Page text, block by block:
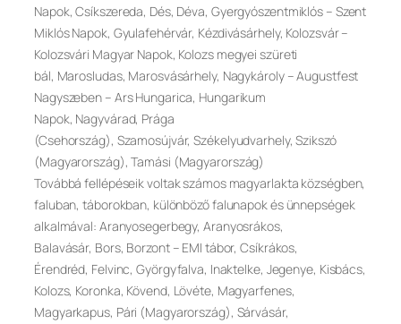
Napok, Csíkszereda, Dés, Déva, Gyergyószentmiklós – Szent
Miklós Napok, Gyulafehérvár, Kézdivásárhely, Kolozsvár –
Kolozsvári Magyar Napok, Kolozs megyei szüreti
bál, Marosludas, Marosvásárhely, Nagykároly – Augustfest
Nagyszeben – Ars Hungarica, Hungarikum
Napok, Nagyvárad, Prága
(Csehország), Szamosújvár, Székelyudvarhely, Szikszó
(Magyarország), Tamási (Magyarország)
Továbbá fellépéseik voltak számos magyarlakta községben,
faluban, táborokban, különböző falunapok és ünnepségek
alkalmával: Aranyosegerbegy, Aranyosrákos,
Balavásár, Bors, Borzont – EMI tábor, Csíkrákos,
Érendréd, Felvinc, Györgyfalva, Inaktelke, Jegenye, Kisbács,
Kolozs, Koronka, Kövend, Lövéte, Magyarfenes,
Magyarkapus, Pári (Magyarország), Sárvásár,